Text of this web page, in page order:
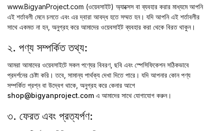
www.BigyanProject.com (ওয়েবসাইট) অ্যাক্সেস বা ব্যবহার করার মাধ্যমে আপনি
এই শর্তাবলী মেনে চলতে এবং এর দ্বারা আবদ্ধ হতে সম্মত হন। যদি আপনি এই শর্তাবলীর
সাথে একমত না হন, অনুগ্রহ করে আমাদের ওয়েবসাইট ব্যবহার করা থেকে বিরত থাকুন।
২. পণ্য সম্পর্কিত তথ্য:
আমরা আমাদের ওয়েবসাইটে সকল পণ্যের বিবরণ, ছবি এবং স্পেসিফিকেশন সঠিকভাবে
প্রদর্শনের চেষ্টা করি। তবে, সামান্য পার্থক্য দেখা দিতে পারে। যদি আপনার কোন পণ্য
সম্পর্কিত প্রশ্ন বা উদ্বেগ থাকে, অনুগ্রহ করে কেনার আগে
shop@bigyanproject.com এ আমাদের সাথে যোগাযোগ করুন।
৩. ফেরত এবং প্রত্যর্পণ: